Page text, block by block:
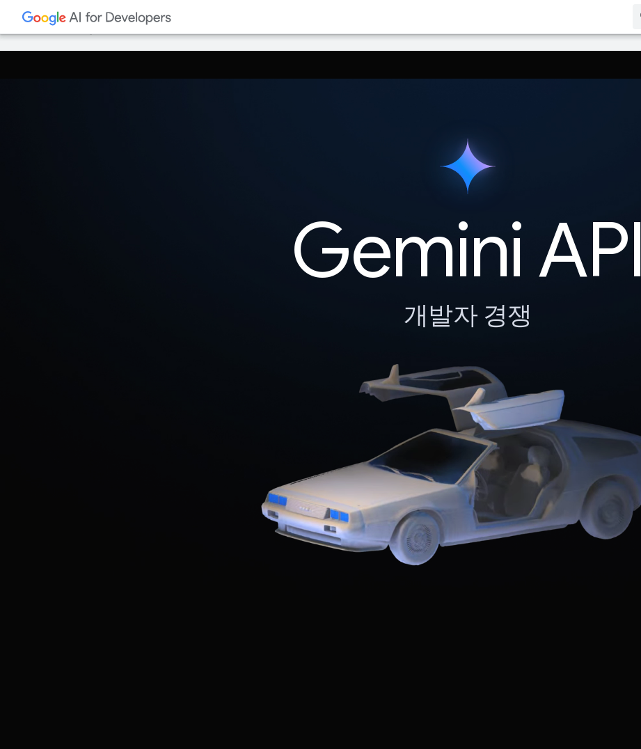
Google은 AI 기술을 사용하여 콘텐츠를 사용자의 기본 언어로 번역합니다. AI 번역에는 오류가 있을 수 있습니다.
Gemini API
개발자 경쟁